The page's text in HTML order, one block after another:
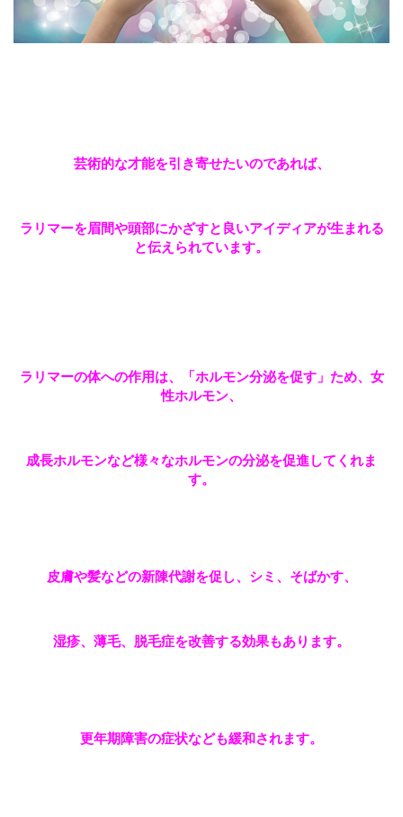
芸術的な才能を引き寄せたいのであれば、
ラリマーを眉間や頭部にかざすと良いアイディアが生まれる
と伝えられています。
ラリマーの体への作用は、「ホルモン分泌を促す」ため、女
性ホルモン、
成長ホルモンなど様々なホルモンの分泌を促進してくれま
す。
皮膚や髪などの新陳代謝を促し、シミ、そばかす、
湿疹、薄毛、脱毛症を改善する効果もあります。
更年期障害の症状なども緩和されます。